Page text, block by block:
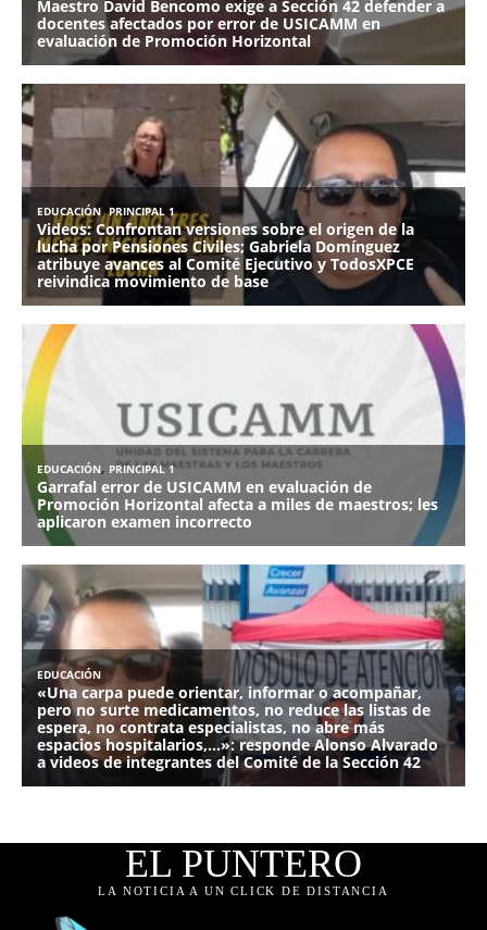
EL PUNTERO
LA NOTICIA A UN CLICK DE DISTANCIA